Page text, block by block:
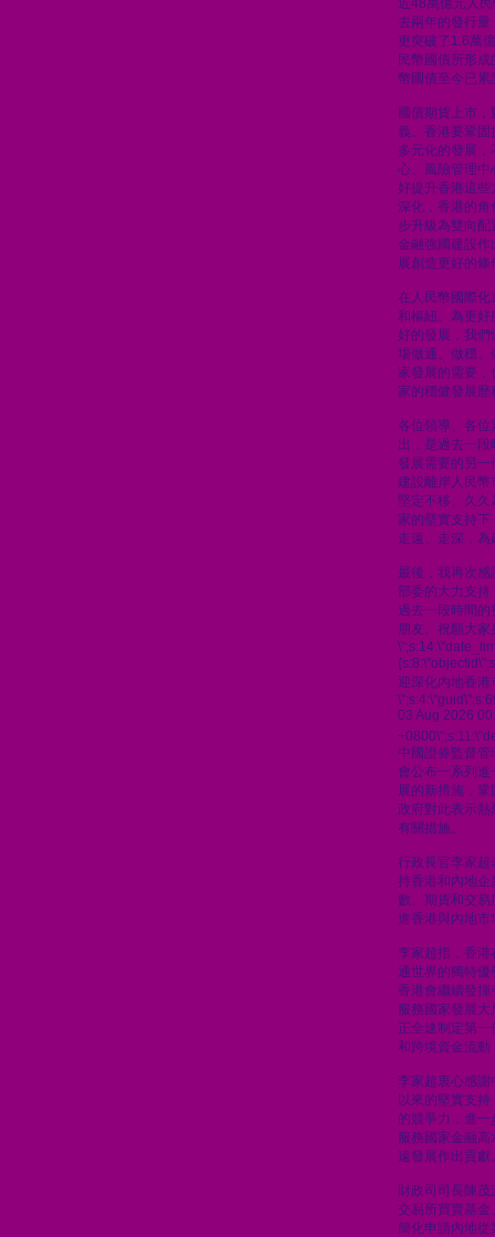
近48萬億元人
去兩年的發行
更突破了1.6萬
民幣國債所形
幣國債至今已
國債期貨上市
義。香港要鞏固
多元化的發展
心、風險管理中
好提升香港這些
深化，香港的角
步升級為雙向配
金融強國建設作
展創造更好的條
在人民幣國際化
和樞紐。為更好
好的發展，我們
場做通、做穩、
家發展的需要，
家的穩健發展歷
各位領導、各位
出，是過去一
發展需要的另一
建設離岸人民幣
堅定不移、久久
家的堅實支持下
走遠、走深，
最後，我再次
部委的大力支持
過去一段時間
朋友。祝願大
迎深化內地香港
03 Aug 2026
中國證券監督管
會公布一系列進
展的新措施，
政府對此表示熱
有關措施。
行政長官李家超
持香港和內地企
數、期貨和交
進香港與內地市
李家超指，香港
通世界的獨特優
香港會繼續發揮
服務國家發展
正全速制定第
和跨境資金流動
李家超衷心感謝
以來的堅實支
的競爭力，進
服務國家金融
遠發展作出貢獻
財政司司長陳
交易所買賣基金
簡化申請內地